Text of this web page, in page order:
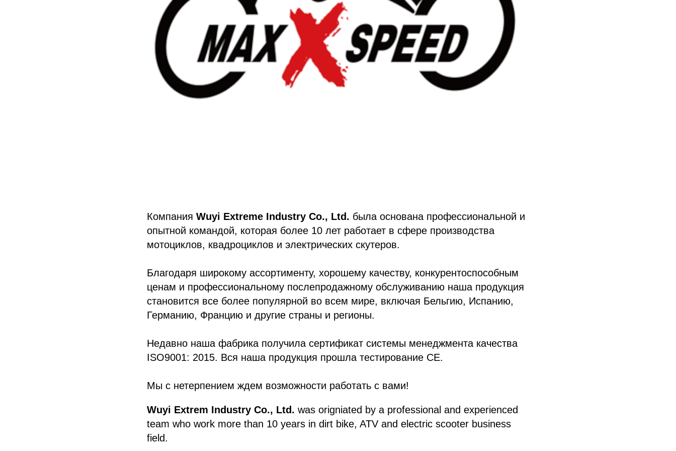
Компания Wuyi Extreme Industry Co., Ltd. была основана профессиональной и
опытной командой, которая более 10 лет работает в сфере производства
мотоциклов, квадроциклов и электрических скутеров.
Благодаря широкому ассортименту, хорошему качеству, конкурентоспособным
ценам и профессиональному послепродажному обслуживанию наша продукция
становится все более популярной во всем мире, включая Бельгию, Испанию,
Германию, Францию и другие страны и регионы.
Недавно наша фабрика получила сертификат системы менеджмента качества
ISO9001: 2015. Вся наша продукция прошла тестирование CE.
Мы с нетерпением ждем возможности работать с вами!
Wuyi Extrem Industry Co., Ltd. was origniated by a professional and experienced
team who work more than 10 years in dirt bike, ATV and electric scooter business
field.